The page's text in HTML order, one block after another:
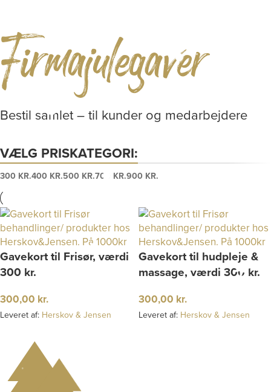
Firmajulegaver
Bestil samlet – til kunder og medarbejdere
VÆLG PRISKATEGORI:
300 KR.400 KR.500 KR.700 KR.900 KR.
Gavekort til Frisør, værdi
300 kr.
300,00 kr.
Leveret af: Herskov & Jensen
Gavekort til hudpleje &
massage, værdi 300 kr.
300,00 kr.
Leveret af: Herskov & Jensen